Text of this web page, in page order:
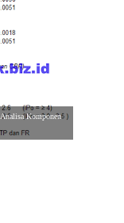
Komponen